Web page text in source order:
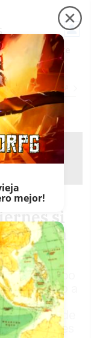
Fábrica de botellas
Educación Salud
si
en
otro tipo
debido a
de 12 años
de
sólo es
mejor!